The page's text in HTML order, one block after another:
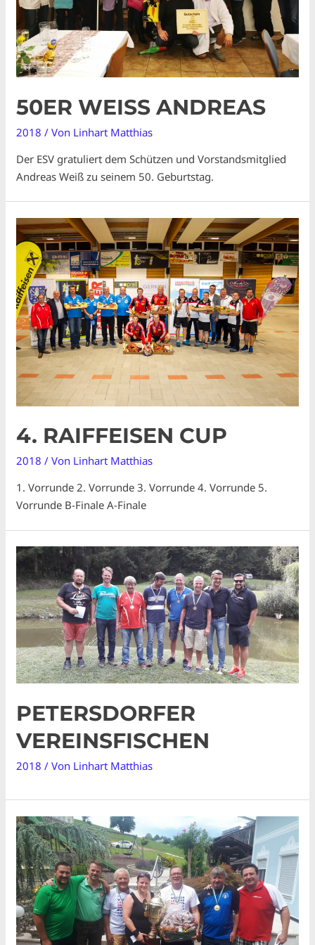
50ER WEISS ANDREAS
2018 / Von Linhart Matthias
Der ESV gratuliert dem Schützen und Vorstandsmitglied
Andreas Weiß zu seinem 50. Geburtstag.
4. RAIFFEISEN CUP
2018 / Von Linhart Matthias
1. Vorrunde 2. Vorrunde 3. Vorrunde 4. Vorrunde 5.
Vorrunde B-Finale A-Finale
PETERSDORFER
VEREINSFISCHEN
2018 / Von Linhart Matthias